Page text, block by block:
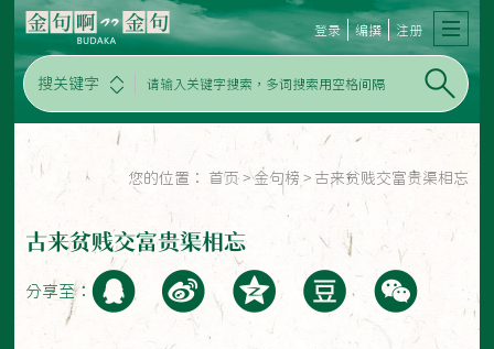
搜关键字
登录 编撰 注册
您的位置： 首页 > 金句榜 > 古来贫贱交富贵渠相忘
古来贫贱交富贵渠相忘
分享至：